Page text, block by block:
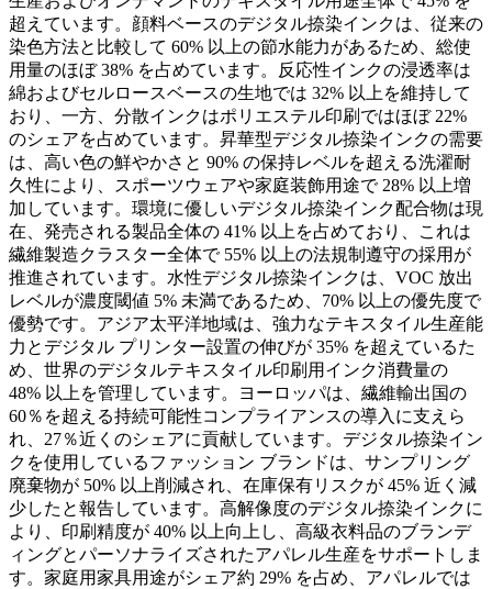
超えています。顔料ベースのデジタル捺染インクは、従来の
染色方法と比較して 60% 以上の節水能力があるため、総使
用量のほぼ 38% を占めています。反応性インクの浸透率は
綿およびセルロースベースの生地では 32% 以上を維持して
おり、一方、分散インクはポリエステル印刷ではほぼ 22%
のシェアを占めています。昇華型デジタル捺染インクの需要
は、高い色の鮮やかさと 90% の保持レベルを超える洗濯耐
久性により、スポーツウェアや家庭装飾用途で 28% 以上増
加しています。環境に優しいデジタル捺染インク配合物は現
在、発売される製品全体の 41% 以上を占めており、これは
繊維製造クラスター全体で 55% 以上の法規制遵守の採用が
推進されています。水性デジタル捺染インクは、VOC 放出
レベルが濃度閾値 5% 未満であるため、70% 以上の優先度で
優勢です。アジア太平洋地域は、強力なテキスタイル生産能
力とデジタル プリンター設置の伸びが 35% を超えているた
め、世界のデジタルテキスタイル印刷用インク消費量の
48% 以上を管理しています。ヨーロッパは、繊維輸出国の
60％を超える持続可能性コンプライアンスの導入に支えら
れ、27％近くのシェアに貢献しています。デジタル捺染イン
クを使用しているファッション ブランドは、サンプリング
廃棄物が 50% 以上削減され、在庫保有リスクが 45% 近く減
少したと報告しています。高解像度のデジタル捺染インクに
より、印刷精度が 40% 以上向上し、高級衣料品のブランデ
ィングとパーソナライズされたアパレル生産をサポートしま
す。家庭用家具用途がシェア約 29% を占め、アパレルでは